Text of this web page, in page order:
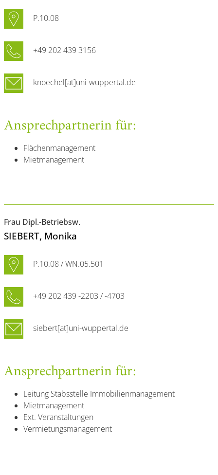
Ansprechpartnerin für:
Flächenmanagement
Mietmanagement
P.10.08
+49 202 439 3156
knoechel[at]uni-wuppertal.de
Ansprechpartnerin für:
Leitung Stabsstelle Immobilienmanagement
Mietmanagement
Ext. Veranstaltungen
Vermietungsmanagement
Frau Dipl.-Betriebsw.
SIEBERT, Monika
P.10.08 / WN.05.501
+49 202 439 -2203 / -4703
siebert[at]uni-wuppertal.de